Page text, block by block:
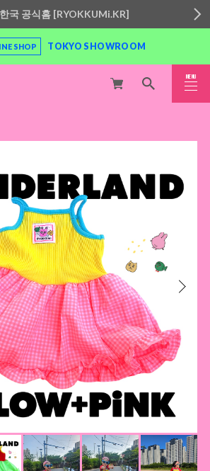
한국 공식홈 [RYOKKUMi.KR]
SHOP TOKYO SHOWROOM
MENU
CLOSE